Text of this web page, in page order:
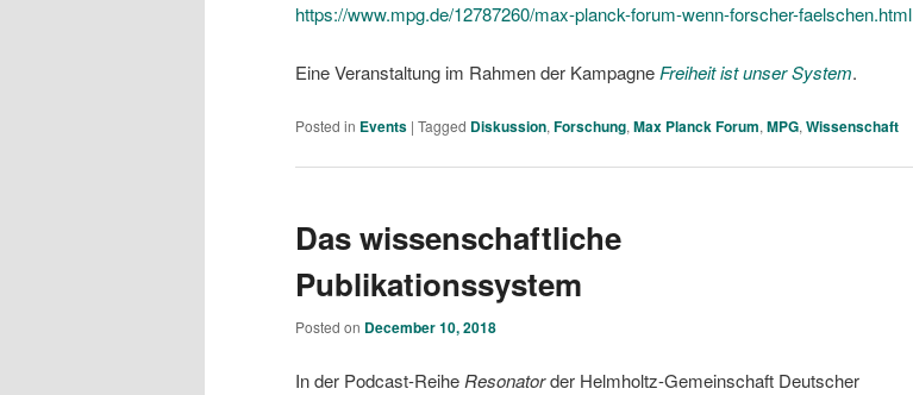
https://www.mpg.de/12787260/max-planck-forum-wenn-forscher-faelschen.html
Eine Veranstaltung im Rahmen der Kampagne Freiheit ist unser System.
Posted in Events | Tagged Diskussion, Forschung, Max Planck Forum, MPG, Wissenschaft
Das wissenschaftliche
Publikationssystem
Posted on December 10, 2018
In der Podcast-Reihe Resonatorder Helmholtz-Gemeinschaft Deutscher